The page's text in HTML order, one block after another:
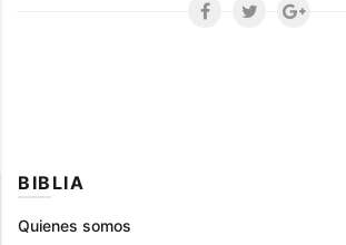
BIBLIA
Quienes somos